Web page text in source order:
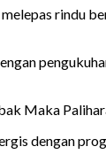
rindu
Maka
dengan